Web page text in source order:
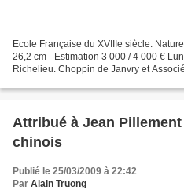
Ecole Française du XVIIIe siècle.
26,2 cm - Estimation 3 000 / 4 000 €
Richelieu. Choppin de Janvry et
Attribué à Jean Pillement
chinois
Publié le 25/03/2009 à 22:42
Par Alain Truong